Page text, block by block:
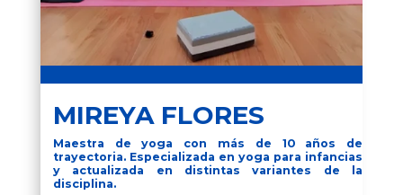
MIREYA FLORES
Maestra de yoga con más de 10 años de
trayectoria. Especializada en yoga para infancias
y actualizada en distintas variantes de la
disciplina.